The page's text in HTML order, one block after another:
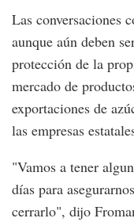
Las conversaciones
aunque aún deben
protección de la
mercado de
exportaciones de
las empresas
"Vamos a tener
días para
cerrarlo", dijo